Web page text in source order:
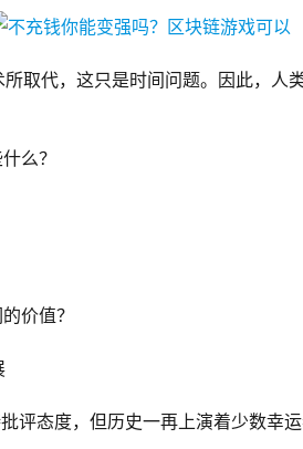
取代，这只是时间问题。因此，人
么？
价值？
评态度，但历史一再上演着少数幸